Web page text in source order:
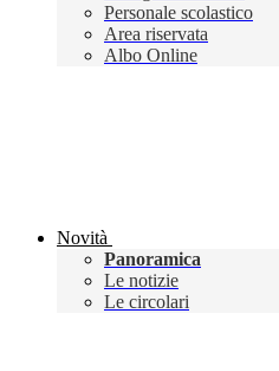
Personale scolastico
Area riservata
Albo Online
Novità
Panoramica
Le notizie
Le circolari